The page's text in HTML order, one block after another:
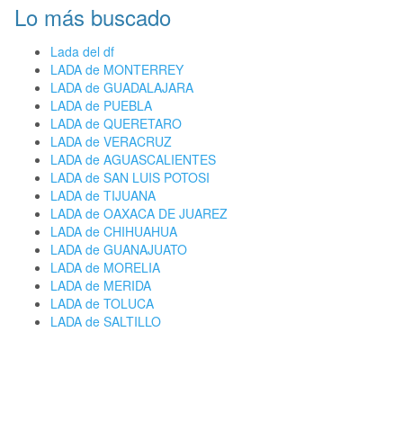
Lo más buscado
Lada del df
LADA de MONTERREY
LADA de GUADALAJARA
LADA de PUEBLA
LADA de QUERETARO
LADA de VERACRUZ
LADA de AGUASCALIENTES
LADA de SAN LUIS POTOSI
LADA de TIJUANA
LADA de OAXACA DE JUAREZ
LADA de CHIHUAHUA
LADA de GUANAJUATO
LADA de MORELIA
LADA de MERIDA
LADA de TOLUCA
LADA de SALTILLO